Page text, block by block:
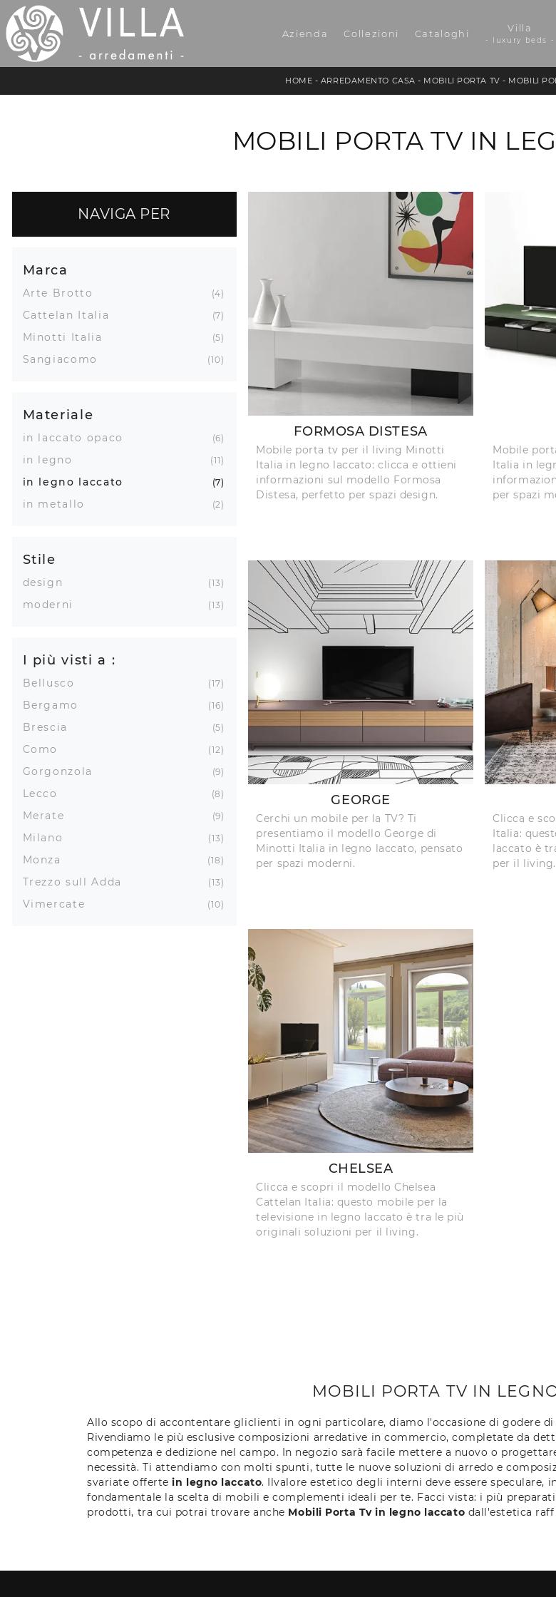
Azienda Collezioni Cataloghi Villa
- luxury beds -
HOME - ARREDAMENTO CASA - MOBILI PORTA TV - MOBILI
MOBILI PORTA TV IN
NAVIGA PER
Marca
Arte Brotto 4
Cattelan Italia 7
Minotti Italia 5
Sangiacomo 10
Materiale
in laccato opaco 6
in legno 11
in legno laccato 7
in metallo 2
Stile
design 13
moderni 13
I più visti a :
Bellusco 17
Bergamo 16
Brescia 5
Como 12
Gorgonzola 9
Lecco 8
Merate 9
Milano 13
Monza 18
Trezzo sull Adda 13
Vimercate 10
FORMOSA DISTESA
Mobile porta tv per il living Minotti
Italia in legno laccato: clicca e ottieni
informazioni sul modello Formosa
Distesa, perfetto per spazi design.
Mobile
Italia in
per spazi
GEORGE
Cerchi un mobile per la TV? Ti
presentiamo il modello George di
Minotti Italia in legno laccato, pensato
per spazi moderni.
Clicca e
Italia:
laccato è
per il living.
CHELSEA
Clicca e scopri il modello Chelsea
Cattelan Italia: questo mobile per la
televisione in legno laccato è tra le più
originali soluzioni per il living.
MOBILI PORTA TV IN
Allo scopo di accontentare gliclienti in ogni particolare, diamo l'occasione di godere
Rivendiamo le più esclusive composizioni arredative in commercio, completate da
competenza e dedizione nel campo. In negozio sarà facile mettere a nuovo o
necessità. Ti attendiamo con molti spunti, tutte le nuove soluzioni di arredo e
svariate offertein legno laccato. Ilvalore estetico degli interni deve essere
fondamentale la scelta di mobili e complementi ideali per te. Facci vista: i più
prodotti, tra cui potrai trovare anche Mobili Porta Tv in legno laccato dall'estetica